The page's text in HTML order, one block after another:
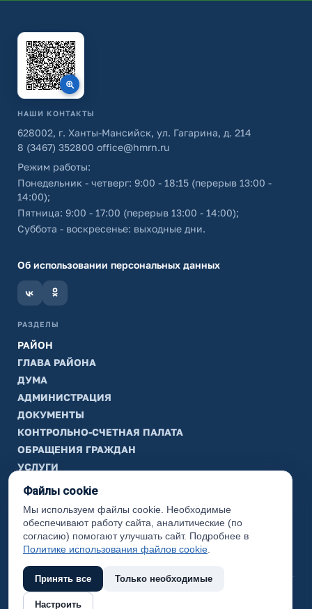
НАШИ КОНТАКТЫ
628002, г. Ханты-Мансийск, ул. Гагарина, д. 214
8 (3467) 352800 office@hmrn.ru
Режим работы:
Понедельник - четверг: 9:00 - 18:15 (перерыв 13:00 -
14:00);
Пятница: 9:00 - 17:00 (перерыв 13:00 - 14:00);
Суббота - воскресенье: выходные дни.
Об использовании персональных данных
РАЗДЕЛЫ
РАЙОН
ГЛАВА РАЙОНА
ДУМА
АДМИНИСТРАЦИЯ
ДОКУМЕНТЫ
КОНТРОЛЬНО-СЧЕТНАЯ ПАЛАТА
ОБРАЩЕНИЯ ГРАЖДАН
УСЛУГИ
ТИК
ИНФОРМАЦИЯ
Законодательная карта
Карта сайта
(с) 2017 Ханты-Мансийский район, официальный сайт
Файлы cookie
Мы используем файлы cookie. Необходимые
обеспечивают работу сайта, аналитические (по
согласию) помогают улучшать сайт. Подробнее в
Политике использования файлов cookie
Принять все Только необходимые
Настроить